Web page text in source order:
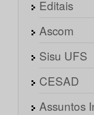
Editais
Ascom
Sisu UFS
CESAD
Assuntos